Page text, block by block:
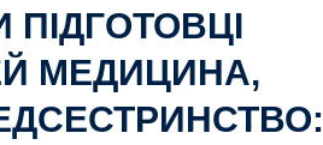
МЕДИЦИНА,